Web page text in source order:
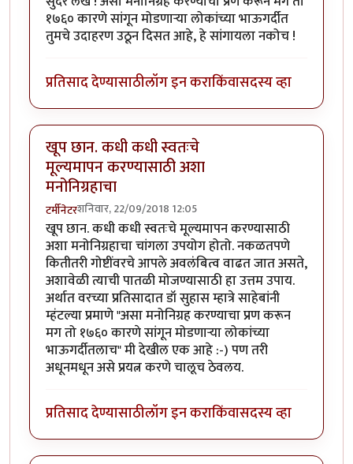
१७६० कारणे सांगून मोडणार्‍या लोकांच्या भाऊगर्दीत
तुमचे उदाहरण उठून दिसत आहे, हे सांगायला नकोच !
प्रतिसाद देण्यासाठीलॉग इन कराकिंवासदस्य व्हा
खूप छान. कधी कधी स्वतःचे
मूल्यमापन करण्यासाठी अशा
मनोनिग्रहाचा
टर्मीनेटरशनिवार, 22/09/2018 12:05
खूप छान. कधी कधी स्वतःचे मूल्यमापन करण्यासाठी
अशा मनोनिग्रहाचा चांगला उपयोग होतो. नकळतपणे
कितीतरी गोष्टींवरचे आपले अवलंबित्व वाढत जात असते,
अशावेळी त्याची पातळी मोजण्यासाठी हा उत्तम उपाय.
अर्थात वरच्या प्रतिसादात डॉ सुहास म्हात्रे साहेबांनी
म्हंटल्या प्रमाणे "असा मनोनिग्रह करण्याचा प्रण करून
मग तो १७६० कारणे सांगून मोडणार्‍या लोकांच्या
भाऊगर्दीतलाच" मी देखील एक आहे :-) पण तरी
अधूनमधून असे प्रयत्न करणे चालूच ठेवलय.
प्रतिसाद देण्यासाठीलॉग इन कराकिंवासदस्य व्हा